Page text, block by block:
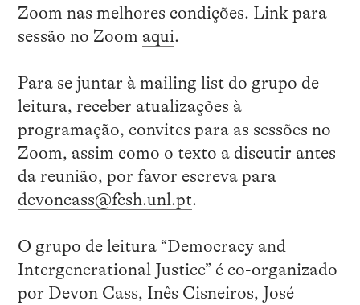
Zoom nas melhores condições. Link para
sessão no Zoom aqui.
Para se juntar à mailing list do grupo de
leitura, receber atualizações à
programação, convites para as sessões no
Zoom, assim como o texto a discutir antes
da reunião, por favor escreva para
devoncass@fcsh.unl.pt.
O grupo de leitura “Democracy and
Intergenerational Justice” é co-organizado
por Devon Cass, Inês Cisneiros, José